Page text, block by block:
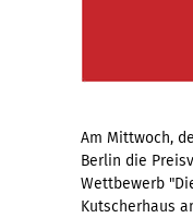
Am Mittwoch,
Berlin die
Wettbewerb
Kutscherhaus